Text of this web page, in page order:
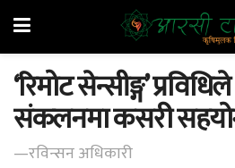
‘रिमोट सेन्सीङ्ग’
संकलनमा कसरी
—रविन्सन अधिकारी